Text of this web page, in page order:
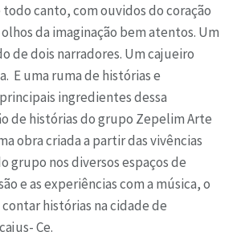
canto, com ouvidos do coração
da imaginação bem atentos. Um
de dois narradores. Um cajueiro
E uma ruma de histórias e
ingredientes dessa
de histórias do grupo Zepelim Arte
obra criada a partir das vivências
grupo nos diversos espaços de
e as experiências com a música, o
histórias na cidade de
Ce.